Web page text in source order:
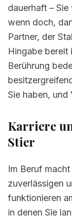
dauerhaft –
wenn doch,
Partner, der
Hingabe bereit
Berührung
Sie haben, und
Karriere
Stier
Im Beruf
zuverlässigen
funktionieren
in denen Sie